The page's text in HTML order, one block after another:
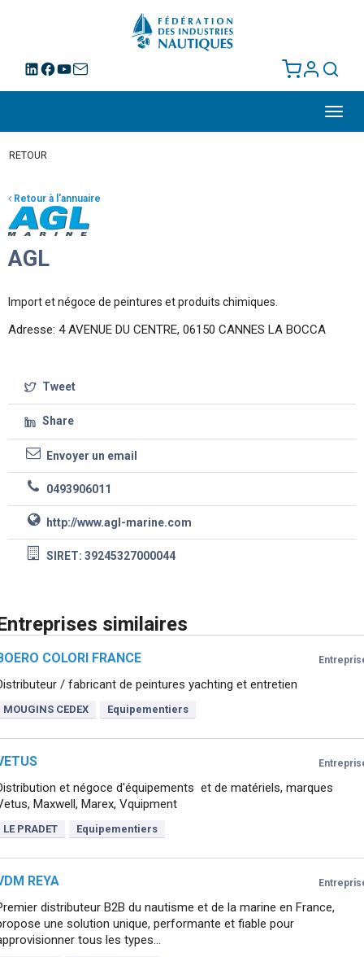
RETOUR
Retour à l'annuaire
AGL
Import et négoce de peintures et produits chimiques.
Adresse: 4 AVENUE DU CENTRE, 06150 CANNES LA BOCCA
Tweet
Share
Envoyer un email
0493906011
http://www.agl-marine.com
SIRET: 39245327000044
similaires
COLORI FRANCE
/ fabricant de peintures yachting et entretien
MOUGINS CEDEX Equipementiers
et négoce d'équipements et de matériels, marques
Maxwell, Marex, Vquipment
LE PRADET Equipementiers
REYA
distributeur B2B du nautisme et de la marine en France,
une solution unique, performante et fiable pour
tous les types...